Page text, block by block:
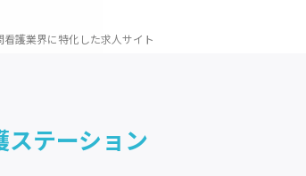
看護業界に特化した求人サイト
テーション